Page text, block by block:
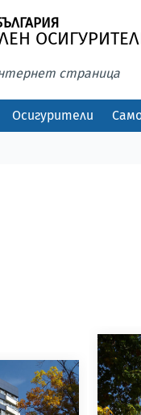
страница
Осигурители